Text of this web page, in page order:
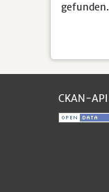
gefunden.
CKAN-API